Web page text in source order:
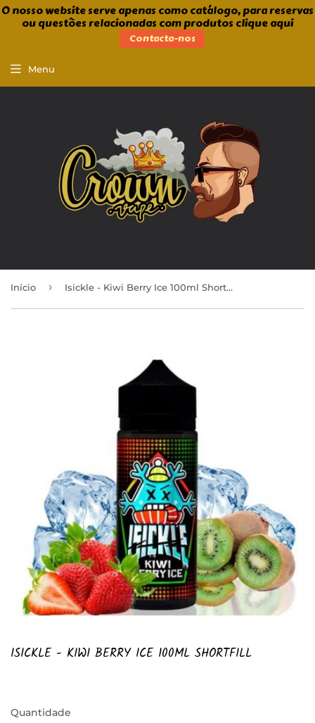
O nosso website serve apenas como catálogo, para reservas
ou questões relacionadas com produtos clique aqui
Contacta-nos
Menu
Início › Isickle - Kiwi Berry Ice 100ml Shortfill
ISICKLE - KIWI BERRY ICE 100ML SHORTFILL
Quantidade